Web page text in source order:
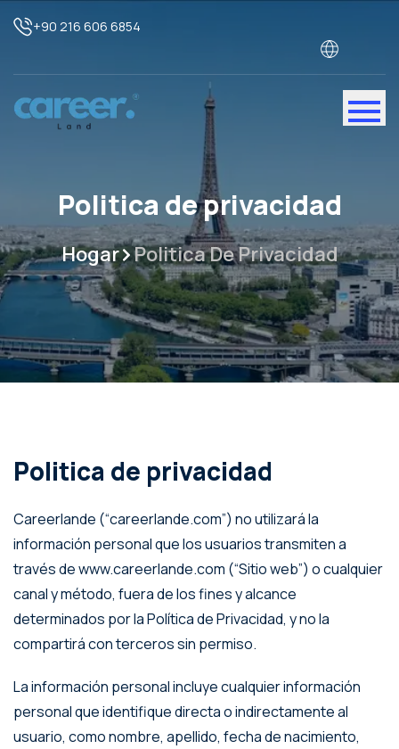
+90 216 606 6854
Politica de privacidad
Hogar Politica De Privacidad
Politica de privacidad
Careerlande (“careerlande.com”) no utilizará la
información personal que los usuarios transmiten a
través de www.careerlande.com (“Sitio web”) o cualquier
canal y método, fuera de los fines y alcance
determinados por la Política de Privacidad, y no la
compartirá con terceros sin permiso.
La información personal incluye cualquier información
personal que identifique directa o indirectamente al
usuario, como nombre, apellido, fecha de nacimiento,